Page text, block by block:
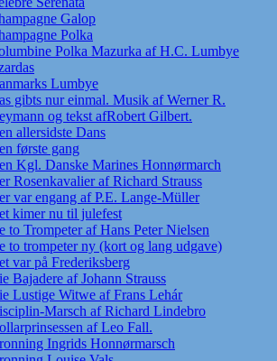
Galop
Polka
Polka Mazurka af H.C. Lumbye
Lumbye
gibts nur einmal. Musik af Werner R.
og tekst afRobert Gilbert.
allersidste Dans
første gang
Kgl. Danske Marines Honnørmarch
Rosenkavalier af Richard Strauss
var engang af P.E. Lange-Müller
kimer nu til julefest
to Trompeter af Hans Peter Nielsen
to trompeter ny (kort og lang udgave)
var på Frederiksberg
Bajadere af Johann Strauss
Lustige Witwe af Frans Lehár
Marsch af Richard Lindebro
af Leo Fall.
Ingrids Honnørmarsch